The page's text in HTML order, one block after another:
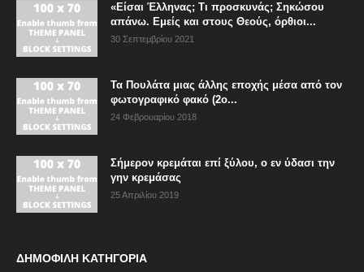
«Είσαι Έλληνας; Τι προσκυνάς; Σηκώσου
απάνω. Εμείς και στους Θεούς, όρθιοι...
30 Σεπτεμβρίου 2021
Τα Πουλάτα μιας άλλης εποχής μέσα από τον
φωτογραφικό φακό (2ο...
24 Φεβρουαρίου 2018
Σήμερον κρεμάται επί ξύλου, ο εν ύδασι την
γην κρεμάσας
25 Απριλίου 2019
ΔΗΜΟΦΙΛΗ ΚΑΤΗΓΟΡΙΑ